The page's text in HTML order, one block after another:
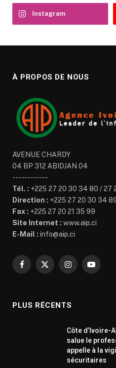
Instagram
À PROPOS DE NOUS
AVENUE CHARDY
04 BP 312 ABIDJAN 04
------------
Tél. : +225 27 20 30 34 80 / 27
Direction : +225 27 20 30 34
Fax : +225 27 20 21 35 99
Site Internet : www.aip.ci
E-Mail : info@aip.ci
Facebook
X
InstagramYouTube
PLUS RÉCENTS
Côte d’Ivoire-
salue le
appelle à la
sécuritaires